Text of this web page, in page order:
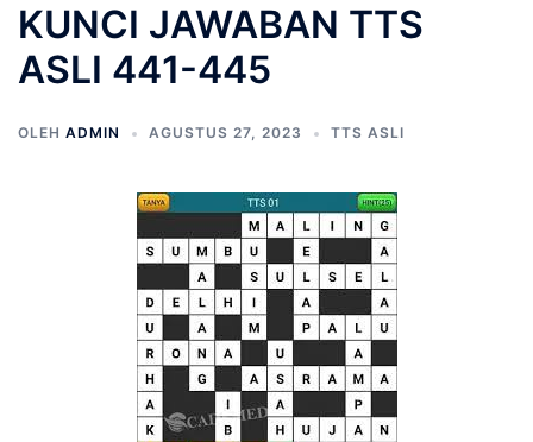
KUNCI JAWABAN TTS
ASLI 441-445
OLEH ADMIN AGUSTUS 27, 2023 TTS ASLI